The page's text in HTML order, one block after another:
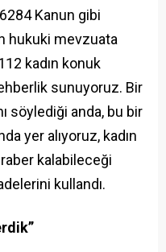
Kanun gibi
hukuki mevzuata
kadın konuk
sunuyoruz. Bir
söylediği anda, bu bir
yer alıyoruz, kadın
kalabileceği
kullandı.